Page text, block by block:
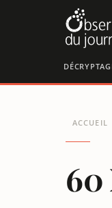
ACCUEIL
60
Panneau de gestion